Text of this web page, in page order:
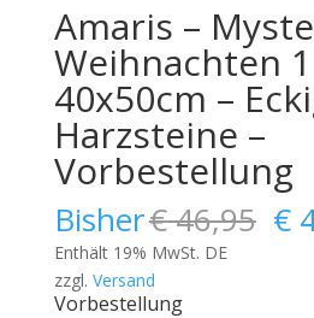
Amaris –
Weihnachten
40x50cm –
Harzsteine –
Vorbestellung
Bisher€46,95 €
Enthält 19% MwSt. DE
zzgl. Versand
Vorbestellung